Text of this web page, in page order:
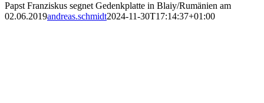
Papst Franziskus segnet Gedenkplatte in Blaiy/Rumänien am
02.06.2019andreas.schmidt2024-11-30T17:14:37+01:00